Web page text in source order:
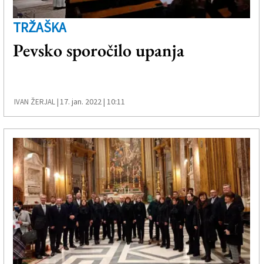
TRŽAŠKA
Pevsko sporočilo upanja
IVAN ŽERJAL |17. jan. 2022 | 10:11